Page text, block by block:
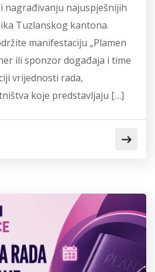
nagrađivanju najuspješnijih
Tuzlanskog kantona.
manifestaciju „Plamen
ili sponzor događaja i time
vrijednosti rada,
koje predstavljaju […]